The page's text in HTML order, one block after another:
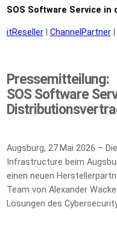
SOS Software Service in
itReseller| ChannelPartner|
Pressemitteilung:
SOS Software
Augsburg, 27.Mai 2026 –
Infrastructure beim
einen neuen
Team von Alexander
Lösungen des